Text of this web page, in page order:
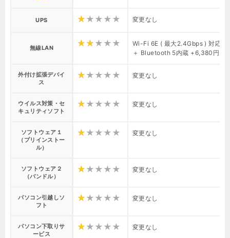
UPS 変更なし
無線LAN
Wi-Fi 6E ( 最大2.4Gbps ) 対応
＋ Bluetooth 5内蔵 +6,380円
外付け拡張デバイ
ス
変更なし
ウイルス対策・セ
キュリティソフト
変更なし
ソフトウェア１
（プリインストー
ル）
変更なし
ソフトウェア２
（バンドル）
変更なし
パソコン引越しソ
フト
変更なし
パソコン下取りサ
ービス
変更なし